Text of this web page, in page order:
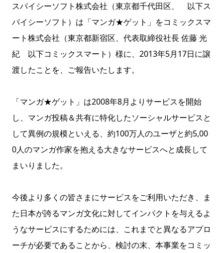
スパイシーソフト株式会社（東京都千代田区、 以下ス
パイシーソフト）は「マンガ★ゲット」をコミックスマ
ート株式会社（東京都新宿区、代表取締役社長 佐藤 光
紀 以下コミックスマート）様に、2013年5月17日に譲
渡したことを、ご報告いたします。
「マンガ★ゲット」は2008年8月よりサービスを開始
し、マンガ投稿＆共有に特化したソーシャルサービスと
して異例の規模といえる、約100万人のユーザと約5,00
0人のマンガ作家を抱える大きなサービスへと成長して
まいりました。
今後より多くの皆さまにサービスをご利用いただき、ま
た日本が誇るマンガ文化に対してインパクトを与えるよ
うなサービスにするためには、これまでと異なるアプロ
ーチが必要であることから、検討の末、本事業をコミッ